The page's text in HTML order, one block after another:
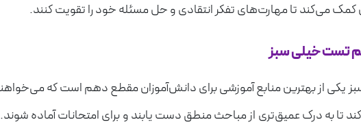
کمک می‌کند تا مهارت‌های تفکر انتقادی و حل مسئله خود را تقویت کنند.
تست خیلی سبز
از بهترین منابع آموزشی برای دانش‌آموزان مقطع دهم است که
به درک عمیق‌تری از مباحث منطق دست یابند و برای امتحانات آماده